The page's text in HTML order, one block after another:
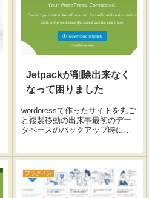
Jetpackが削除出来なく
なって困りました
wordoressで作ったサイトを丸ご
と複製移動の出来事最初のデー
タベースのバックアップ時にプ
では分かりませんがjetpackが正
常に作動もしなくなり削除すら
出来なくなってしまった。１...
プラグイン